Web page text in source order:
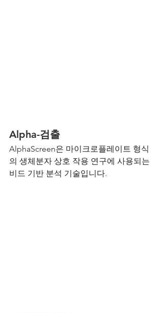
Alpha-검출
AlphaScreen은 마이크로플레이트 형식
의 생체분자 상호 작용 연구에 사용되는
비드 기반 분석 기술입니다.